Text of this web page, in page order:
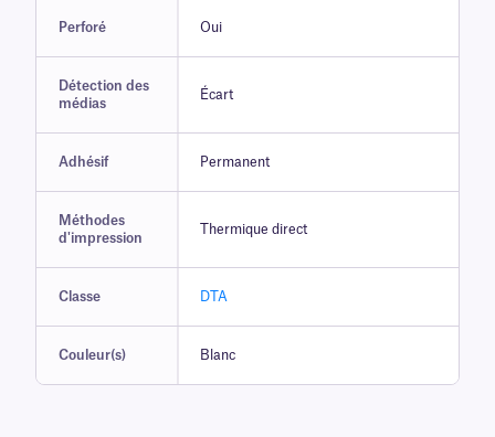
Perforé Oui
Détection des
médias
Écart
Adhésif Permanent
Méthodes
d'impression
Thermique direct
Classe DTA
Couleur(s) Blanc